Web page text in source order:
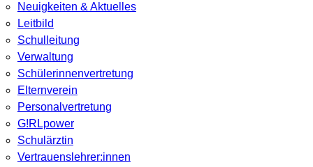
Neuigkeiten & Aktuelles
Leitbild
Schulleitung
Verwaltung
Schülerinnenvertretung
Elternverein
Personalvertretung
G!RLpower
Schulärztin
Vertrauenslehrer:innen